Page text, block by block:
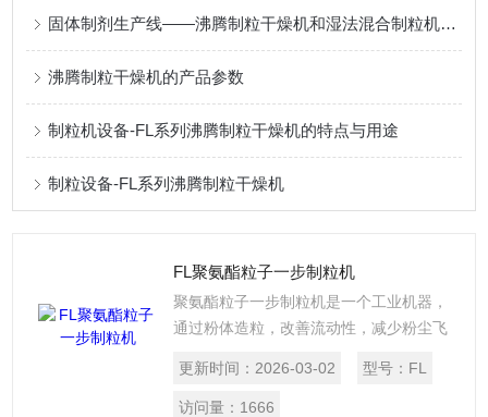
固体制剂生产线——沸腾制粒干燥机和湿法混合制粒机的联动机组
沸腾制粒干燥机的产品参数
制粒机设备-FL系列沸腾制粒干燥机的特点与用途
制粒设备-FL系列沸腾制粒干燥机
FL聚氨酯粒子一步制粒机
聚氨酯粒子一步制粒机是一个工业机器，
通过粉体造粒，改善流动性，减少粉尘飞
触部件全部采用不锈钢制作，采用硅橡胶
充气密封圈密封， 采用二流式喷枪可控制
更新时间： 2026-03-02 型号： FL
访问量： 1666